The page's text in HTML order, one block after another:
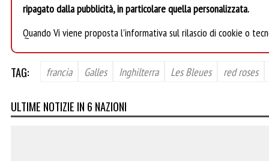
ripagato dalla pubblicità, in particolare quella personalizzata.
Quando Vi viene proposta l’informativa sul rilascio di cookie o
TAG: francia Galles Inghilterra Les Bleues red roses
ULTIME NOTIZIE IN 6 NAZIONI